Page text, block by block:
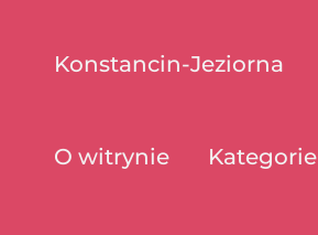
Konstancin-Jeziorna
O witrynie Kategorie